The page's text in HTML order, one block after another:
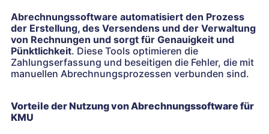
Abrechnungssoftware automatisiert den Prozess
der Erstellung, des Versendens und der Verwaltung
von Rechnungen und sorgt für Genauigkeit und
Pünktlichkeit. Diese Tools optimieren die
Zahlungserfassung und beseitigen die Fehler, die mit
manuellen Abrechnungsprozessen verbunden sind.
Vorteile der Nutzung von Abrechnungssoftware für
KMU